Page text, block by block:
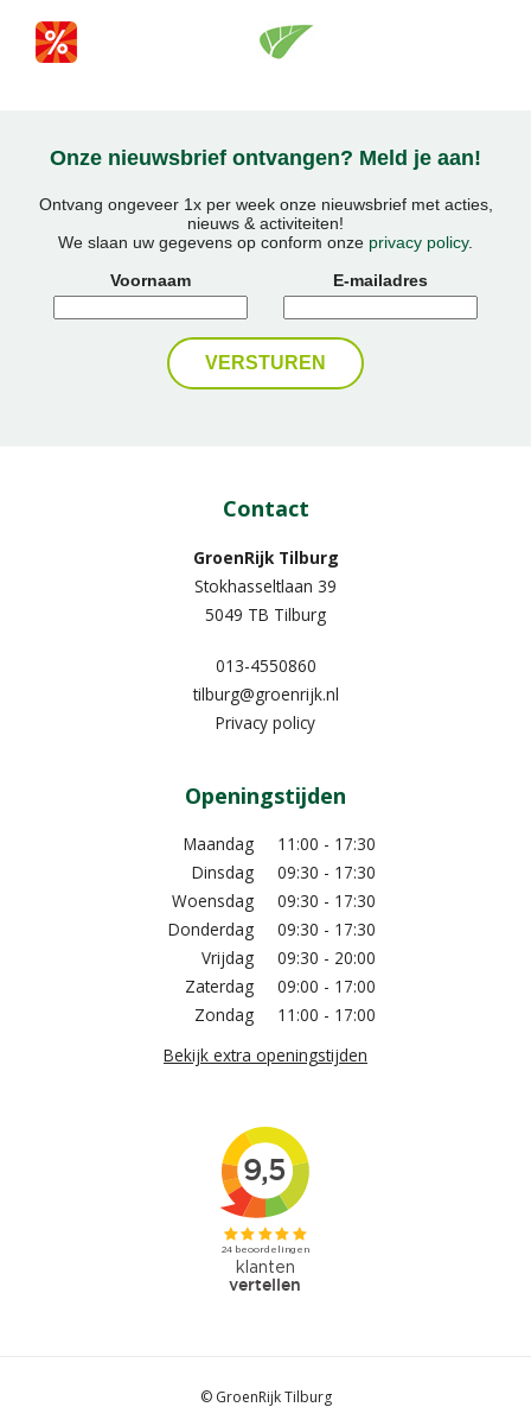
Onze nieuwsbrief ontvangen? Meld je aan!
Ontvang ongeveer 1x per week onze nieuwsbrief met acties,
nieuws & activiteiten!
We slaan uw gegevens op conform onze privacy policy.
Voornaam
E-mailadres
Contact
GroenRijk Tilburg
Stokhasseltlaan 39
5049 TB Tilburg
013-4550860
tilburg@groenrijk.nl
Privacy policy
Openingstijden
Maandag
11:00 - 17:30
Dinsdag
09:30 - 17:30
Woensdag
09:30 - 17:30
Donderdag
09:30 - 17:30
Vrijdag
09:30 - 20:00
Zaterdag
09:00 - 17:00
Zondag
11:00 - 17:00
Bekijk extra openingstijden
© GroenRijk Tilburg